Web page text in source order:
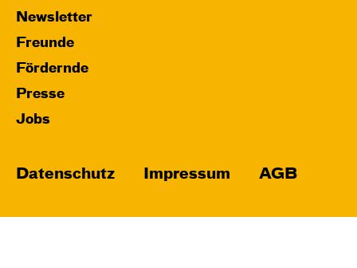
Newsletter
Freunde
Fördernde
Presse
Jobs
Datenschutz Impressum AGB